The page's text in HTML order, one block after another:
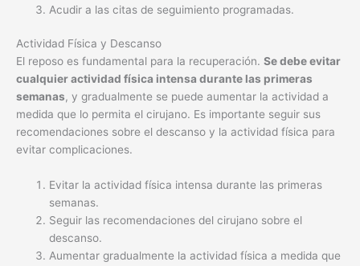
Acudir a las citas de seguimiento programadas.
Actividad Física y Descanso
El reposo es fundamental para la recuperación. Se debe evitar
cualquier actividad física intensa durante las primeras
semanas, y gradualmente se puede aumentar la actividad a
medida que lo permita el cirujano. Es importante seguir sus
recomendaciones sobre el descanso y la actividad física para
evitar complicaciones.
Evitar la actividad física intensa durante las primeras
semanas.
Seguir las recomendaciones del cirujano sobre el
descanso.
Aumentar gradualmente la actividad física a medida que